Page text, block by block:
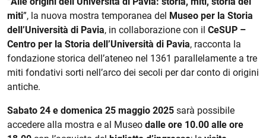
miti”, la nuova mostra temporanea del Museo per la Storia
dell’Università di Pavia, in collaborazione con il CeSUP –
Centro per la Storia dell’Università di Pavia, racconta la
fondazione storica dell’ateneo nel 1361 parallelamente a tre
miti fondativi sorti nell’arco dei secoli per dar conto di origini
antiche.
Sabato 24 e domenica 25 maggio 2025 sarà possibile
accedere alla mostra e al Museo dalle ore 10.00 alle ore